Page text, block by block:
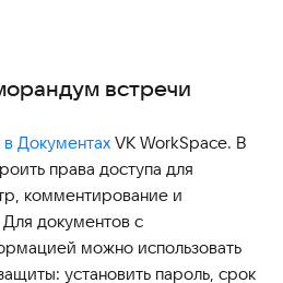
встречи
в Документах VK WorkSpace. В
права доступа для
комментирование и
документов с
можно использовать
установить пароль, срок